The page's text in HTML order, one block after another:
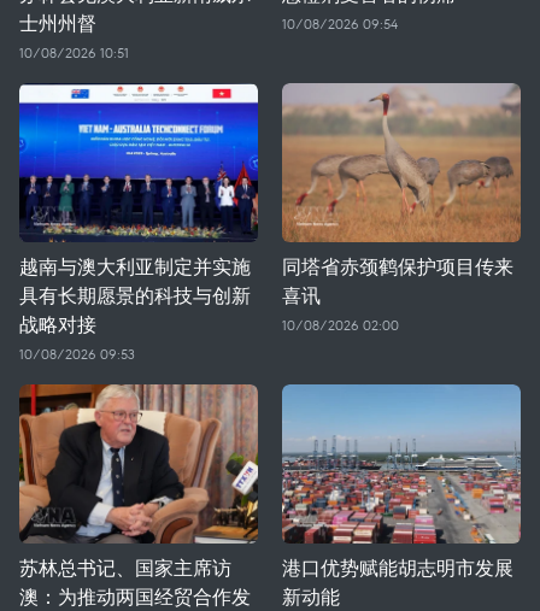
士州州督
10/08/2026 10:51
10/08/2026 09:54
越南与澳大利亚制定并实施
具有长期愿景的科技与创新
战略对接
10/08/2026 09:53
同塔省赤颈鹤保护项目传来
喜讯
10/08/2026 02:00
苏林总书记、国家主席访
澳：为推动两国经贸合作发
港口优势赋能胡志明市发展
新动能